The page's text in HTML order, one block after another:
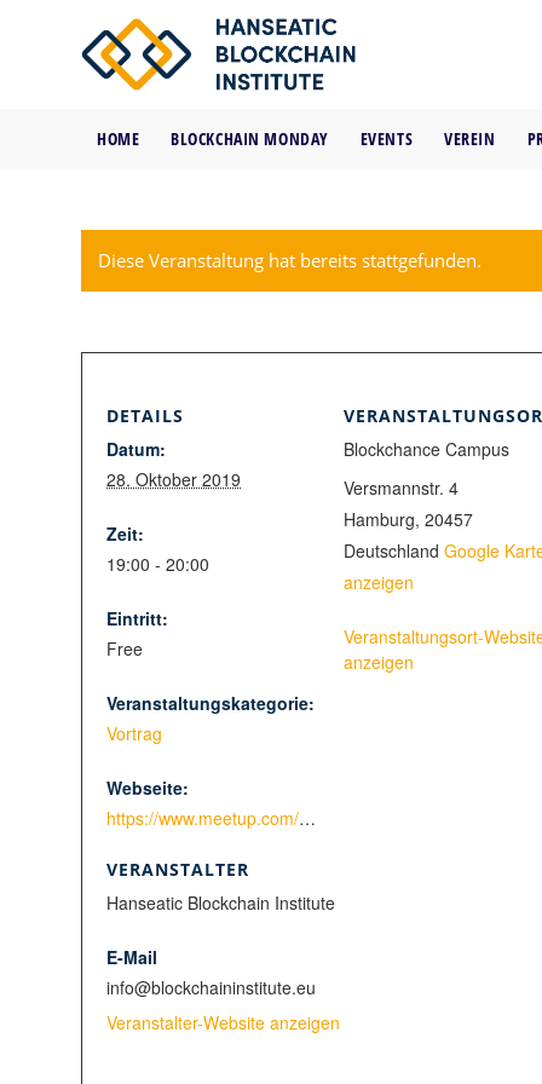
HOME BLOCKCHAIN MONDAY EVENTS VEREIN
Diese Veranstaltung hat bereits stattgefunden.
DETAILS
Datum:
28. Oktober 2019
Zeit:
19:00 - 20:00
Eintritt:
Free
Veranstaltungskategorie:
Vortrag
Webseite:
https://www.meetup.com/de-DE/Hanseatic-Blockchain-Institute/events/265697011/
Blockchance Campus
Versmannstr. 4
Hamburg, 20457
Deutschland Google
anzeigen
Veranstaltungsort-
anzeigen
VERANSTALTER
Hanseatic Blockchain Institute
E-Mail
info@blockchaininstitute.eu
Veranstalter-Website anzeigen